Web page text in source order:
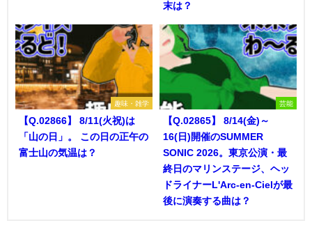
末は？
趣味・雑学
【Q.02866】 8/11(火祝)は
「山の日」。 この日の正午の
富士山の気温は？
芸能
【Q.02865】 8/14(金)～
16(日)開催のSUMMER
SONIC 2026。東京公演・最
終日のマリンステージ、ヘッ
ドライナーL'Arc-en-Cielが最
後に演奏する曲は？